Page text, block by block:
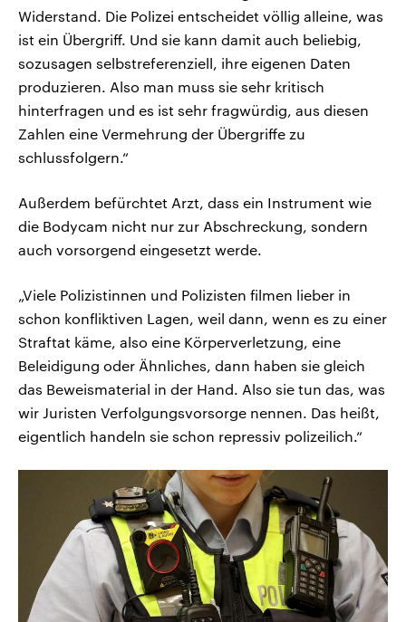
Widerstand. Die Polizei entscheidet völlig alleine, was
ist ein Übergriff. Und sie kann damit auch beliebig,
sozusagen selbstreferenziell, ihre eigenen Daten
produzieren. Also man muss sie sehr kritisch
hinterfragen und es ist sehr fragwürdig, aus diesen
Zahlen eine Vermehrung der Übergriffe zu
schlussfolgern.“
Außerdem befürchtet Arzt, dass ein Instrument wie
die Bodycam nicht nur zur Abschreckung, sondern
auch vorsorgend eingesetzt werde.
„Viele Polizistinnen und Polizisten filmen lieber in
schon konfliktiven Lagen, weil dann, wenn es zu einer
Straftat käme, also eine Körperverletzung, eine
Beleidigung oder Ähnliches, dann haben sie gleich
das Beweismaterial in der Hand. Also sie tun das, was
wir Juristen Verfolgungsvorsorge nennen. Das heißt,
eigentlich handeln sie schon repressiv polizeilich.“